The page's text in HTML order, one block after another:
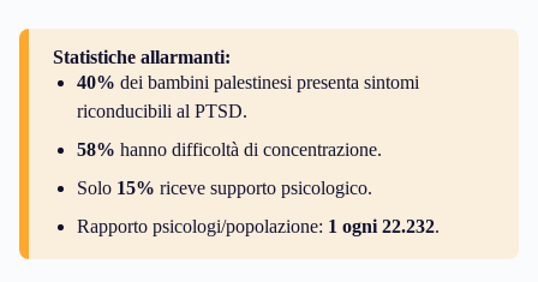
Statistiche allarmanti:
40% dei bambini palestinesi presenta sintomi
riconducibili al PTSD.
58% hanno difficoltà di concentrazione.
Solo 15% riceve supporto psicologico.
Rapporto psicologi/popolazione: 1 ogni 22.232.